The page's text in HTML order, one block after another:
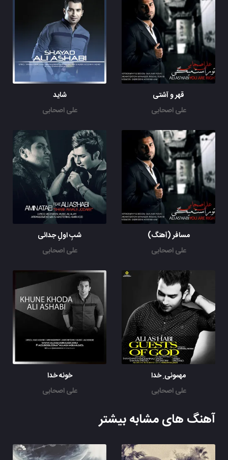
قهر و آشتی
علی اصحابی
شاید
علی اصحابی
مسافر (آهنگ)
علی اصحابی
شبِ اولِ جدائی
علی اصحابی
مهمونی ِ خدا
علی اصحابی
خونه خدا
علی اصحابی
آهنگ های مشابه بیشتر